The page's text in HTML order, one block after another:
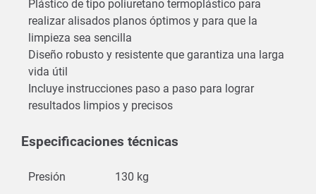
Plástico de tipo poliuretano termoplástico para
realizar alisados planos óptimos y para que la
limpieza sea sencilla
Diseño robusto y resistente que garantiza una larga
vida útil
Incluye instrucciones paso a paso para lograr
resultados limpios y precisos
Especificaciones técnicas
Presión 130 kg